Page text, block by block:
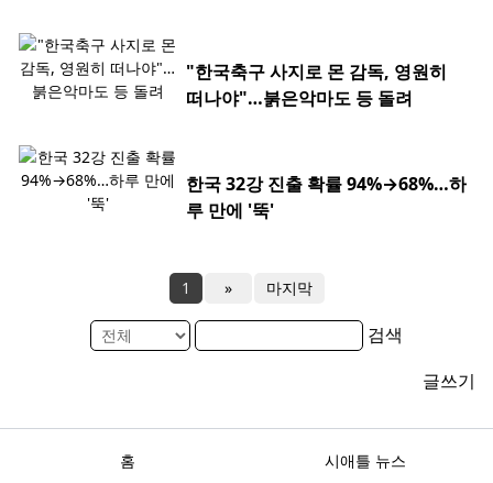
"한국축구 사지로 몬 감독, 영원히
떠나야"…붉은악마도 등 돌려
한국 32강 진출 확률 94%→68%…하
루 만에 '뚝'
1 » 마지막
검색
글쓰기
홈 시애틀 뉴스